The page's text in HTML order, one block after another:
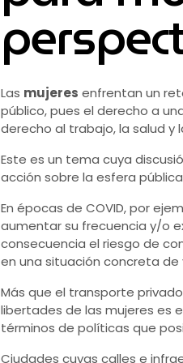
Las mujeres enfrentan un
público, pues el derecho a
derecho al trabajo, la salud y
Este es un tema cuya
acción sobre la esfera
En épocas de COVID, por
aumentar su frecuencia y/o
consecuencia el riesgo de
en una situación concreta de
Más que el transporte
libertades de las mujeres es
términos de políticas que
Ciudades cuyas calles e